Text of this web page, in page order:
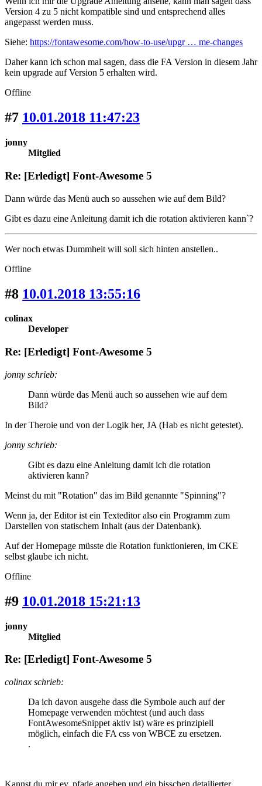
Version 4 zu 5 nicht kompatible sind und entsprechend alles
angepasst werden muss.
Siehe: https://fontawesome.com/how-to-use/upgr … me-changes
Daher kann ich schon mal sagen, dass die FA Version in diesem Jahr
kein upgrade auf Version 5 erhalten wird.
Offline
#7 10.01.2018 11:47:23
jonny
Mitglied
Re: [Erledigt] Font-Awesome 5
Dann würde das Menü auch so aussehen wie auf dem Bild?
Gibt es dazu eine Anleitung damit ich die rotation aktivieren kann`?
Wer noch etwas Dummheit will soll sich hinten anstellen..
Offline
#8 10.01.2018 13:55:16
colinax
Developer
Re: [Erledigt] Font-Awesome 5
jonny schrieb:
Dann würde das Menü auch so aussehen wie auf dem
Bild?
In der Theroie und von der Logik her, JA (Hab es nicht getestet).
jonny schrieb:
Gibt es dazu eine Anleitung damit ich die rotation
aktivieren kann?
Meinst du mit "Rotation" das im Bild genannte "Spinning"?
Wenn ja, der Editor ist ein Texteditor also ein Programm zum
Darstellen von statischem Inhalt (aus der Datenbank).
Auf der Homepage müsste die Rotation funktionieren, im CKE
selbst glaube ich nicht.
Offline
#9 10.01.2018 15:21:13
jonny
Mitglied
Re: [Erledigt] Font-Awesome 5
colinax schrieb:
Da ich davon ausgehe dass die Symbole auch auf der
Homepage verwenden möchtest (und auch dass
FontAwesomeSnippet aktiv ist) wäre es prinzipiell
möglich, einfach die FA css von WBCE zu ersetzen.
.